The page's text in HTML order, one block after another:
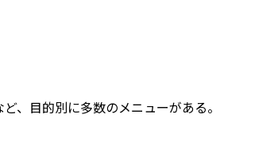
、目的別に多数のメニューがある。